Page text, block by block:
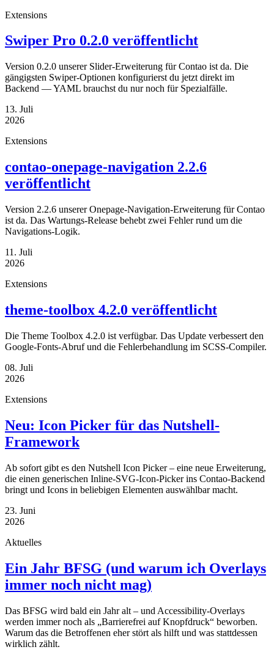
Extensions
Swiper Pro 0.2.0 veröffentlicht
Version 0.2.0 unserer Slider-Erweiterung für Contao ist da. Die
gängigsten Swiper-Optionen konfigurierst du jetzt direkt im
Backend — YAML brauchst du nur noch für Spezialfälle.
13. Juli
2026
Extensions
contao-onepage-navigation 2.2.6
veröffentlicht
Version 2.2.6 unserer Onepage-Navigation-Erweiterung für Contao
ist da. Das Wartungs-Release behebt zwei Fehler rund um die
Navigations-Logik.
11. Juli
2026
Extensions
theme-toolbox 4.2.0 veröffentlicht
Die Theme Toolbox 4.2.0 ist verfügbar. Das Update verbessert den
Google-Fonts-Abruf und die Fehlerbehandlung im SCSS-Compiler.
08. Juli
2026
Extensions
Neu: Icon Picker für das Nutshell-
Framework
Ab sofort gibt es den Nutshell Icon Picker – eine neue Erweiterung,
die einen generischen Inline-SVG-Icon-Picker ins Contao-Backend
bringt und Icons in beliebigen Elementen auswählbar macht.
23. Juni
2026
Aktuelles
Ein Jahr BFSG (und warum ich Overlays
immer noch nicht mag)
Das BFSG wird bald ein Jahr alt – und Accessibility-Overlays
werden immer noch als „Barrierefrei auf Knopfdruck“ beworben.
Warum das die Betroffenen eher stört als hilft und was stattdessen
wirklich zählt.